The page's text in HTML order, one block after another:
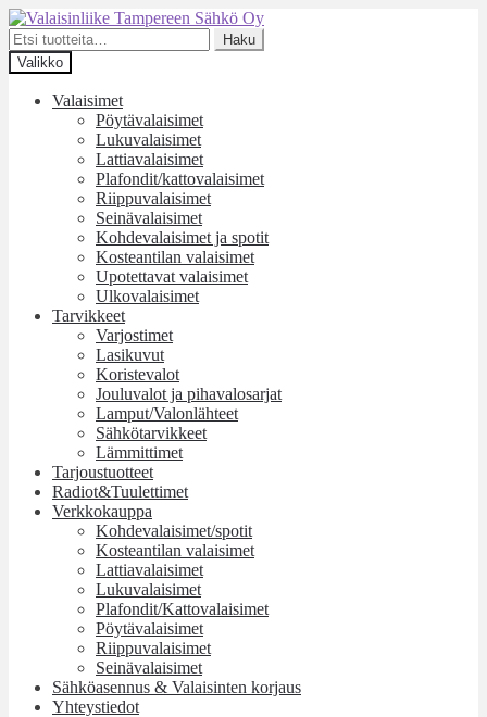
Siirry
navigointiin
Siirry
sisältöön
Etsi:
Haku
Valikko
Valaisimet
Pöytävalaisimet
Lukuvalaisimet
Lattiavalaisimet
Plafondit/kattovalaisimet
Riippuvalaisimet
Seinävalaisimet
Kohdevalaisimet ja spotit
Kosteantilan valaisimet
Upotettavat valaisimet
Ulkovalaisimet
Tarvikkeet
Varjostimet
Lasikuvut
Koristevalot
Jouluvalot ja pihavalosarjat
Lamput/Valonlähteet
Sähkötarvikkeet
Lämmittimet
Tarjoustuotteet
Radiot&Tuulettimet
Verkkokauppa
Kohdevalaisimet/spotit
Kosteantilan valaisimet
Lattiavalaisimet
Lukuvalaisimet
Plafondit/Kattovalaisimet
Pöytävalaisimet
Riippuvalaisimet
Seinävalaisimet
Sähköasennus & Valaisinten korjaus
Yhteystiedot